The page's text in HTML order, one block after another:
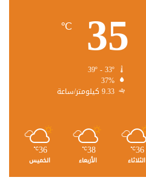
35
℃
37%
9.33 كيلومتر/ساعة
36
℃
الثلاثاء
38
℃
الأربعاء
36
℃
الخميس